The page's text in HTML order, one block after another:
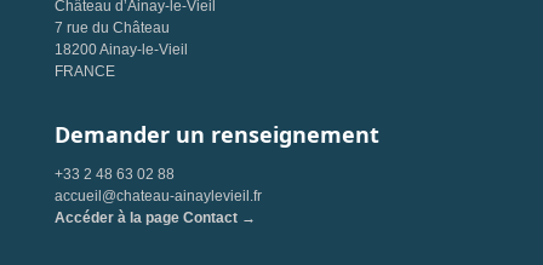
Château d’Ainay-le-Vieil
7 rue du Château
18200 Ainay-le-Vieil
FRANCE
Demander un renseignement
+33 2 48 63 02 88
accueil@chateau-ainaylevieil.fr
Accéder à la page Contact →